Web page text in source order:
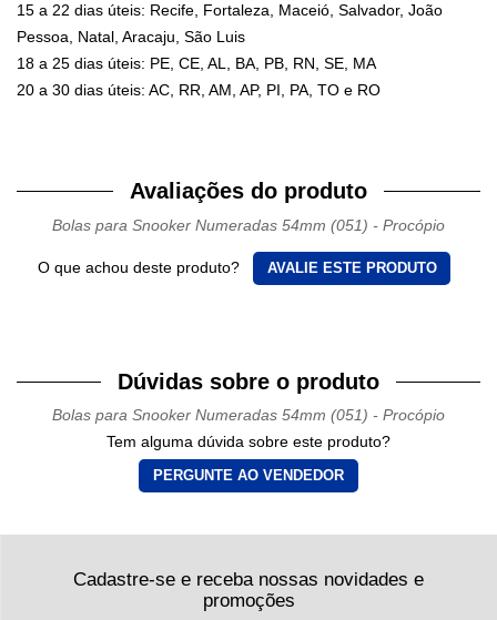
15 a 22 dias úteis: Recife, Fortaleza, Maceió, Salvador, João
Pessoa, Natal, Aracaju, São Luis
18 a 25 dias úteis: PE, CE, AL, BA, PB, RN, SE, MA
20 a 30 dias úteis: AC, RR, AM, AP, PI, PA, TO e RO
Avaliações do produto
Bolas para Snooker Numeradas 54mm (051) - Procópio
O que achou deste produto? AVALIE ESTE PRODUTO
Dúvidas sobre o produto
Bolas para Snooker Numeradas 54mm (051) - Procópio
Tem alguma dúvida sobre este produto?
PERGUNTE AO VENDEDOR
Cadastre-se e receba nossas novidades e
promoções